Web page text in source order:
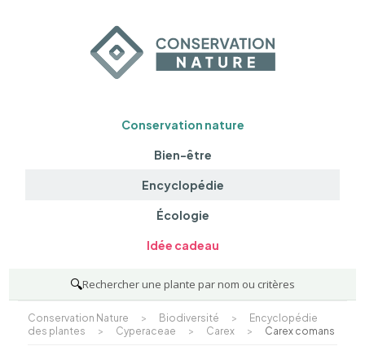
Conservation nature
Bien-être
Encyclopédie
Écologie
Idée cadeau
🔍Rechercher une plante par nom ou critères
Conservation Nature > Biodiversité >
Encyclopédie
des plantes
> Cyperaceae > Carex > Carex comans